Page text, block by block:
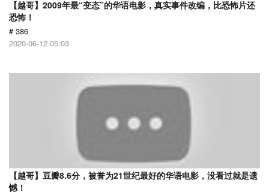
【越哥】2009年最“变态”的华语电影，真实事件改编，比恐怖片还
恐怖！
# 386
2020-06-12 05:03
【越哥】豆瓣8.6分，被誉为21世纪最好的华语电影，没看过就是遗
憾！